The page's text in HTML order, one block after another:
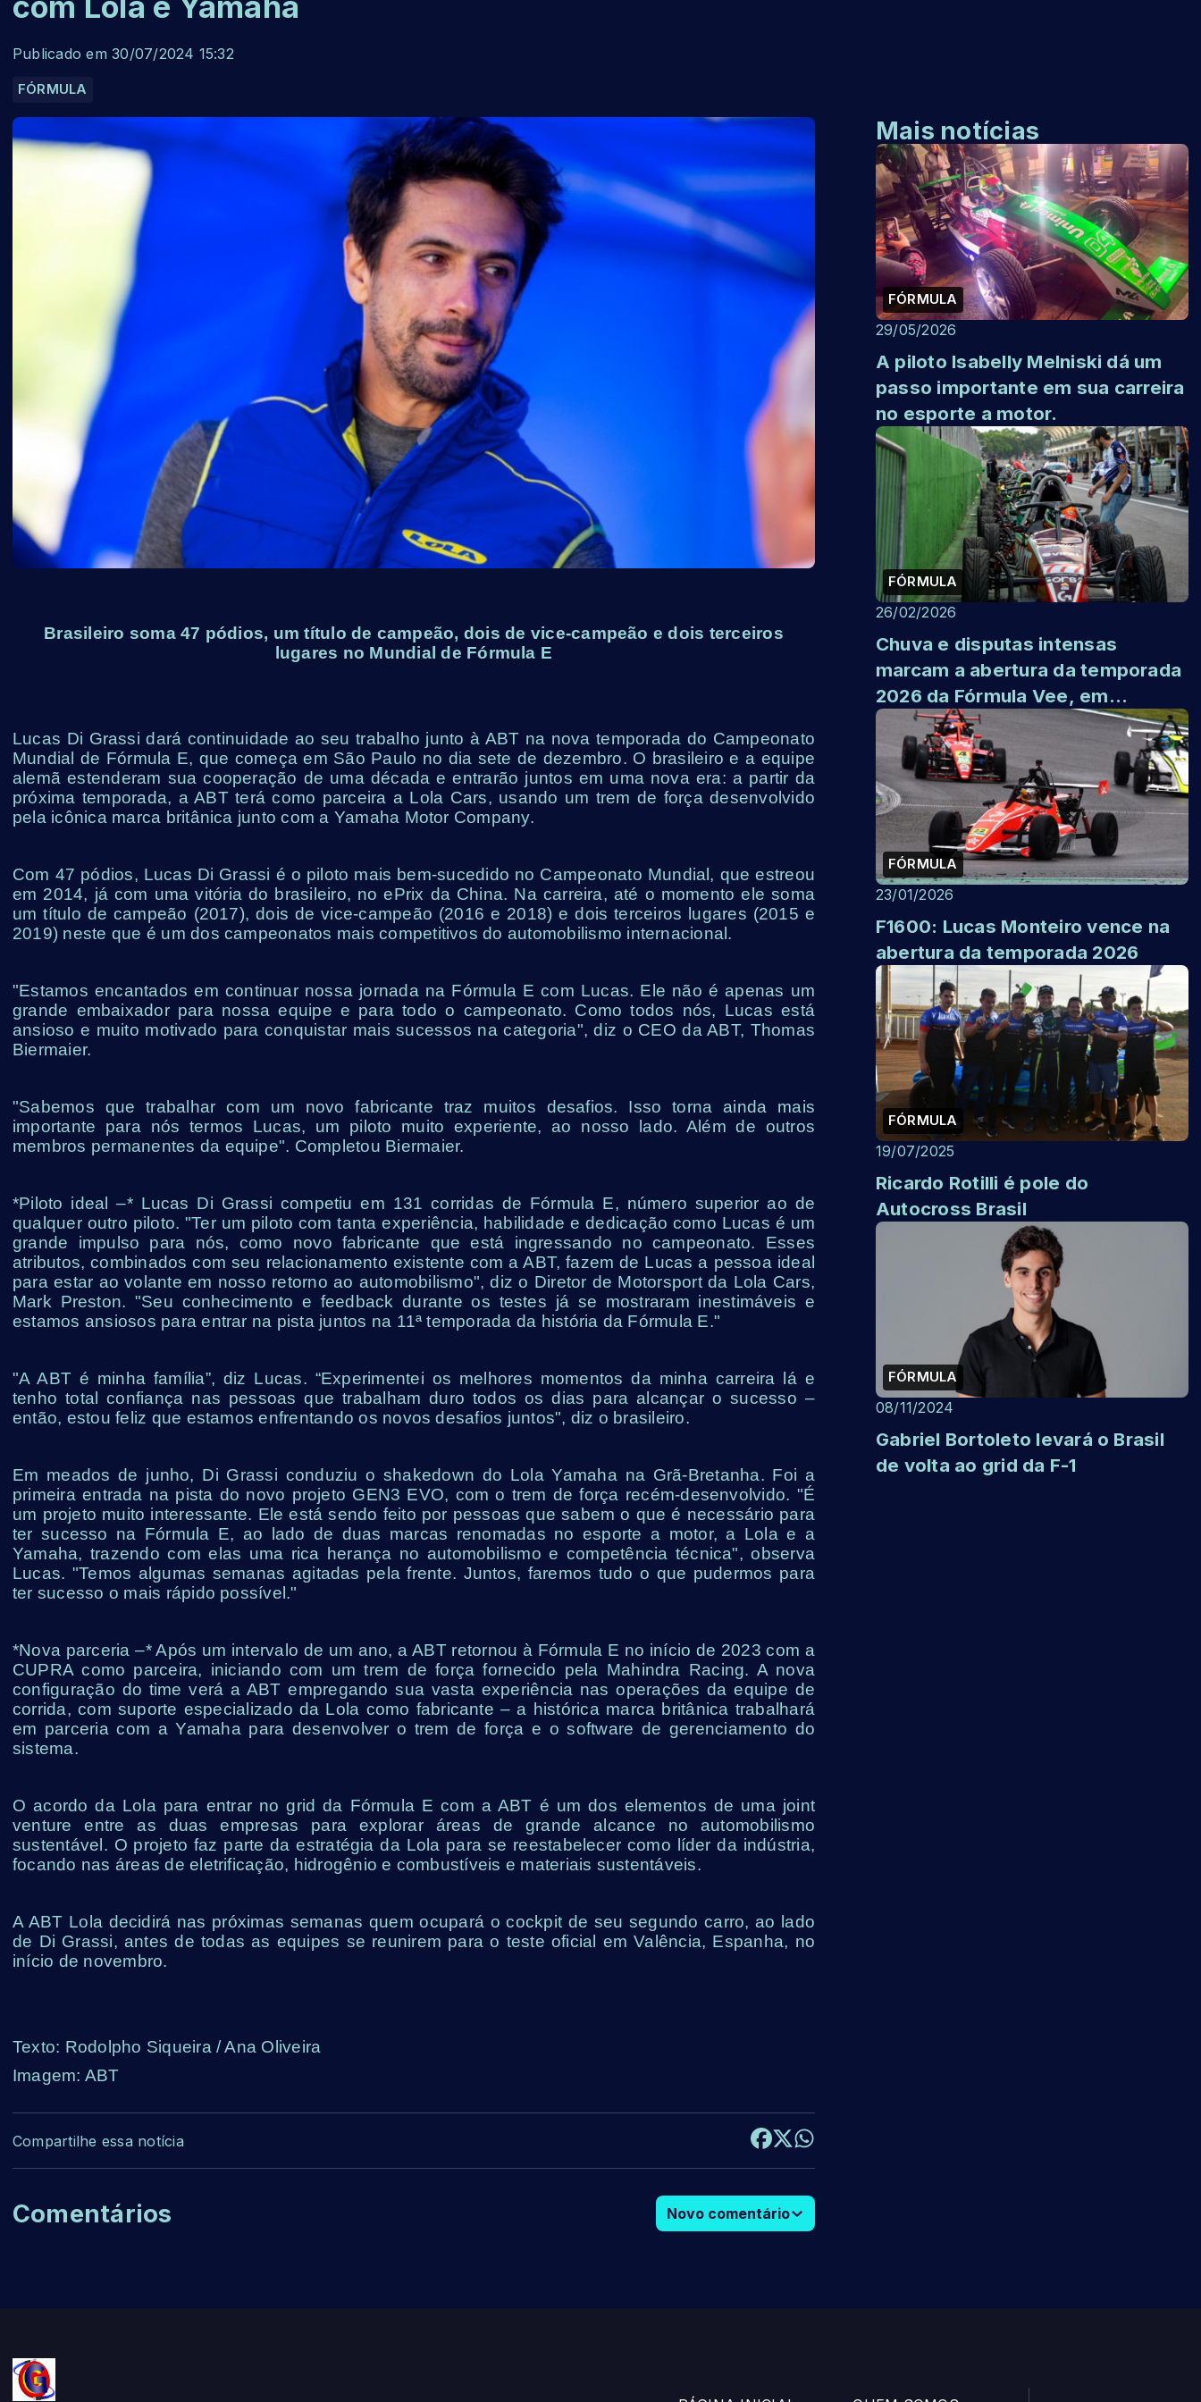
Publicado em 30/07/2024 15:32
FÓRMULA
Brasileiro soma 47 pódios, um título de campeão, dois de vice-campeão e dois terceiros
lugares no Mundial de Fórmula E
Lucas Di Grassi dará continuidade ao seu trabalho junto à ABT na nova temporada do Campeonato
Mundial de Fórmula E, que começa em São Paulo no dia sete de dezembro. O brasileiro e a equipe
alemã estenderam sua cooperação de uma década e entrarão juntos em uma nova era: a partir da
próxima temporada, a ABT terá como parceira a Lola Cars, usando um trem de força desenvolvido
pela icônica marca britânica junto com a Yamaha Motor Company.
Com 47 pódios, Lucas Di Grassi é o piloto mais bem-sucedido no Campeonato Mundial, que estreou
em 2014, já com uma vitória do brasileiro, no ePrix da China. Na carreira, até o momento ele soma
um título de campeão (2017), dois de vice-campeão (2016 e 2018) e dois terceiros lugares (2015 e
2019) neste que é um dos campeonatos mais competitivos do automobilismo internacional.
"Estamos encantados em continuar nossa jornada na Fórmula E com Lucas. Ele não é apenas um
grande embaixador para nossa equipe e para todo o campeonato. Como todos nós, Lucas está
ansioso e muito motivado para conquistar mais sucessos na categoria", diz o CEO da ABT, Thomas
Biermaier.
"Sabemos que trabalhar com um novo fabricante traz muitos desafios. Isso torna ainda mais
importante para nós termos Lucas, um piloto muito experiente, ao nosso lado. Além de outros
membros permanentes da equipe". Completou Biermaier.
*Piloto ideal –* Lucas Di Grassi competiu em 131 corridas de Fórmula E, número superior ao de
qualquer outro piloto. "Ter um piloto com tanta experiência, habilidade e dedicação como Lucas é um
grande impulso para nós, como novo fabricante que está ingressando no campeonato. Esses
atributos, combinados com seu relacionamento existente com a ABT, fazem de Lucas a pessoa ideal
para estar ao volante em nosso retorno ao automobilismo", diz o Diretor de Motorsport da Lola Cars,
Mark Preston. "Seu conhecimento e feedback durante os testes já se mostraram inestimáveis e
estamos ansiosos para entrar na pista juntos na 11ª temporada da história da Fórmula E."
"A ABT é minha família”, diz Lucas. “Experimentei os melhores momentos da minha carreira lá e
tenho total confiança nas pessoas que trabalham duro todos os dias para alcançar o sucesso –
então, estou feliz que estamos enfrentando os novos desafios juntos", diz o brasileiro.
Em meados de junho, Di Grassi conduziu o shakedown do Lola Yamaha na Grã-Bretanha. Foi a
primeira entrada na pista do novo projeto GEN3 EVO, com o trem de força recém-desenvolvido. "É
um projeto muito interessante. Ele está sendo feito por pessoas que sabem o que é necessário para
ter sucesso na Fórmula E, ao lado de duas marcas renomadas no esporte a motor, a Lola e a
Yamaha, trazendo com elas uma rica herança no automobilismo e competência técnica", observa
Lucas. "Temos algumas semanas agitadas pela frente. Juntos, faremos tudo o que pudermos para
ter sucesso o mais rápido possível."
*Nova parceria –* Após um intervalo de um ano, a ABT retornou à Fórmula E no início de 2023 com a
CUPRA como parceira, iniciando com um trem de força fornecido pela Mahindra Racing. A nova
configuração do time verá a ABT empregando sua vasta experiência nas operações da equipe de
corrida, com suporte especializado da Lola como fabricante – a histórica marca britânica trabalhará
em parceria com a Yamaha para desenvolver o trem de força e o software de gerenciamento do
sistema.
O acordo da Lola para entrar no grid da Fórmula E com a ABT é um dos elementos de uma joint
venture entre as duas empresas para explorar áreas de grande alcance no automobilismo
sustentável. O projeto faz parte da estratégia da Lola para se reestabelecer como líder da indústria,
focando nas áreas de eletrificação, hidrogênio e combustíveis e materiais sustentáveis.
A ABT Lola decidirá nas próximas semanas quem ocupará o cockpit de seu segundo carro, ao lado
de Di Grassi, antes de todas as equipes se reunirem para o teste oficial em Valência, Espanha, no
início de novembro.
Texto: Rodolpho Siqueira / Ana Oliveira
Imagem: ABT
Compartilhe essa notícia
Comentários Novo comentário
Mais notícias
FÓRMULA
29/05/2026
A piloto Isabelly Melniski dá um
passo importante em sua carreira
no esporte a motor.
FÓRMULA
26/02/2026
Chuva e disputas intensas
marcam a abertura da temporada
2026 da Fórmula Vee, em
Interlagos
FÓRMULA
23/01/2026
F1600: Lucas Monteiro vence na
abertura da temporada 2026
FÓRMULA
19/07/2025
Ricardo Rotilli é pole do
Autocross Brasil
FÓRMULA
08/11/2024
Gabriel Bortoleto levará o Brasil
de volta ao grid da F-1